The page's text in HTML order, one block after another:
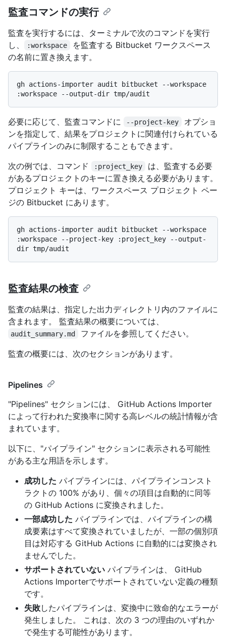
監査コマンドの実行
監査を実行するには、ターミナルで次のコマンドを実行
し、
:workspace
を監査する Bitbucket ワークスペース
の名前に置き換えます。
gh actions-importer audit bitbucket --workspace
必要に応じて、監査コマンドに --project-key
オプショ
ンを指定して、結果をプロジェクトに関連付けられている
パイプラインのみに制限することもできます。
次の例では、コマンド
:project_key
は、監査する必要
があるプロジェクトのキーに置き換える必要があります。
プロジェクト キーは、ワークスペース プロジェクト ペー
ジの Bitbucket にあります。
gh actions-importer audit bitbucket --workspace
:workspace --project-key :project_key --output-
監査結果の検査
監査の結果は、指定した出力ディレクトリ内のファイルに
含まれます。 監査結果の概要については、
audit_summary.md
ファイルを参照してください。
監査の概要には、次のセクションがあります。
Pipelines
"Pipelines" セクションには、 GitHub Actions Importer
によって行われた変換率に関する高レベルの統計情報が含
まれています。
以下に、"パイプライン" セクションに表示される可能性
がある主な用語を示します。
成功した パイプラインには、パイプラインコンスト
ラクトの 100% があり、個々の項目は自動的に同等
の GitHub Actions に変換されました。
一部成功した パイプラインでは、パイプラインの構
成要素はすべて変換されていましたが、一部の個別項
目は対応する GitHub Actions に自動的には変換され
ませんでした。
サポートされていない パイプラインは、 GitHub
Actions Importerでサポートされていない定義の種類
です。
失敗したパイプラインは、変換中に致命的なエラーが
発生しました。 これは、次の 3 つの理由のいずれか
で発生する可能性があります。